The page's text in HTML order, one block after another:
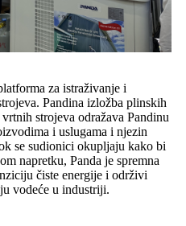
za istraživanje i
Pandina izložba plinskih
strojeva odražava Pandinu
i uslugama i njezin
se sudionici okupljaju kako bi
napretku, Panda je spremna
čiste energije i održivi
vodeće u industriji.